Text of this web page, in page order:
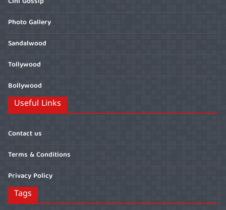
Photo Gallery
Sandalwood
Tollywood
Bollywood
Useful Links
Contact us
Terms & Conditions
Privacy Policy
Tags